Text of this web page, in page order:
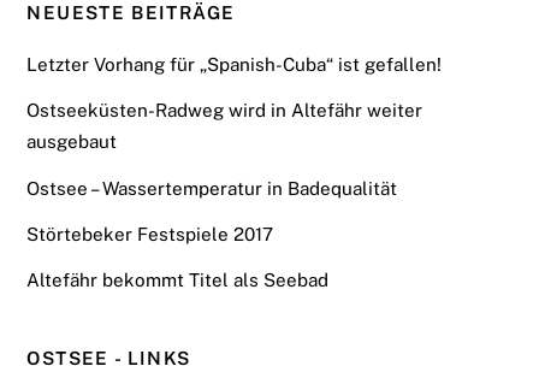
NEUESTE BEITRÄGE
Letzter Vorhang für „Spanish-Cuba“ ist gefallen!
Ostseeküsten-Radweg wird in Altefähr weiter
ausgebaut
Ostsee – Wassertemperatur in Badequalität
Störtebeker Festspiele 2017
Altefähr bekommt Titel als Seebad
OSTSEE - LINKS